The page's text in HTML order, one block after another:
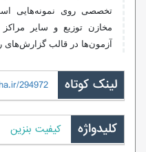
تخصصی روی نمونه‌هایی
مخازن توزیع و سایر
آزمون‌ها در قالب گزارش‌های
لینک کوتاه 294972
کلیدواژه کیفیت بنزین